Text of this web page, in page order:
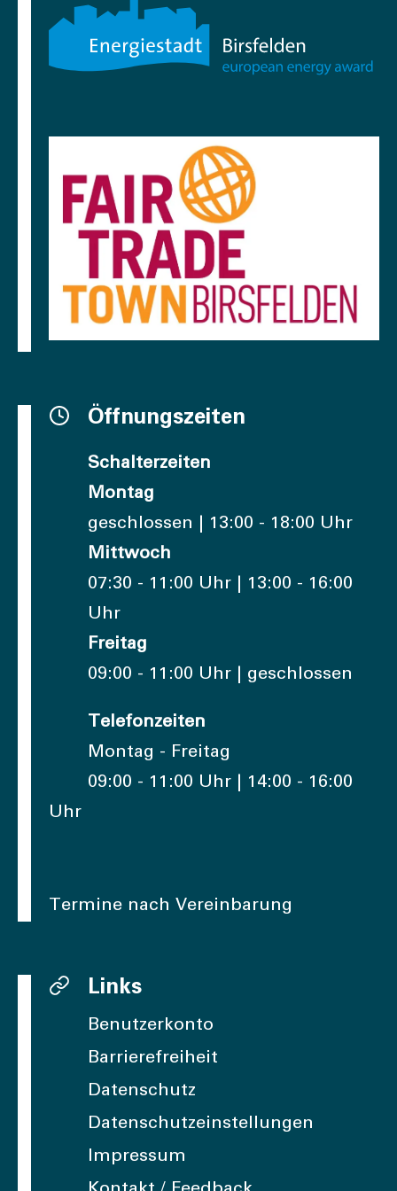
Öffnungszeiten
Schalterzeiten
Montag
geschlossen | 13:00 - 18:00 Uhr
Mittwoch
07:30 - 11:00 Uhr | 13:00 - 16:00
Uhr
Freitag
09:00 - 11:00 Uhr | geschlossen
Telefonzeiten
Montag - Freitag
09:00 - 11:00 Uhr | 14:00 - 16:00
Uhr
Termine nach Vereinbarung
Links
Benutzerkonto
Barrierefreiheit
Datenschutz
Datenschutzeinstellungen
Impressum